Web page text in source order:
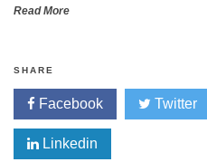
Read More
SHARE
Facebook Twitter
Linkedin